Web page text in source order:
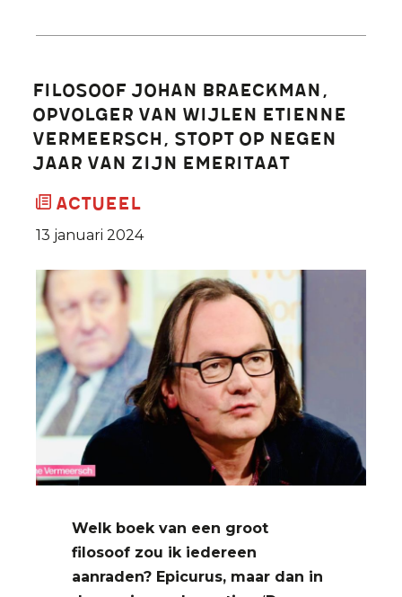
Filosoof Johan Braeckman,
opvolger van wijlen Etienne
Vermeersch, stopt op negen
jaar van zijn emeritaat
Actueel
13 januari 2024
Welk boek van een groot
filosoof zou ik iedereen
aanraden? Epicurus, maar dan in